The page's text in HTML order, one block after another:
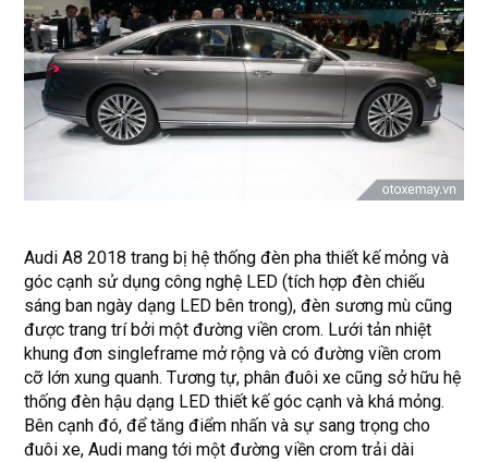
Audi A8 2018 trang bị hệ thống đèn pha thiết kế mỏng và
góc cạnh sử dụng công nghệ LED (tích hợp đèn chiếu
sáng ban ngày dạng LED bên trong), đèn sương mù cũng
được trang trí bởi một đường viền crom. Lưới tản nhiệt
khung đơn singleframe mở rộng và có đường viền crom
cỡ lớn xung quanh. Tương tự, phân đuôi xe cũng sở hữu hệ
thống đèn hậu dạng LED thiết kế góc cạnh và khá mỏng.
Bên cạnh đó, để tăng điểm nhấn và sự sang trọng cho
đuôi xe, Audi mang tới một đường viền crom trải dài